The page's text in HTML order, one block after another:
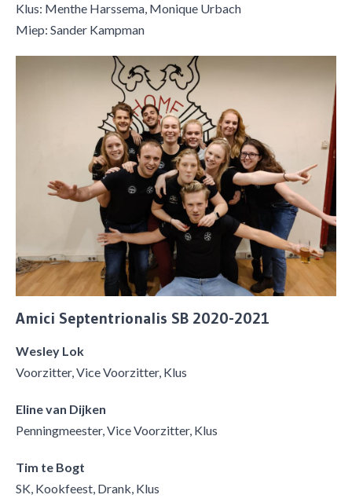
Klus: Menthe Harssema, Monique Urbach
​Miep: Sander Kampman
Amici Septentrionalis SB 2020-2021
Wesley Lok
Voorzitter, Vice Voorzitter, Klus
Eline van Dijken
Penningmeester, Vice Voorzitter, Klus
Tim te Bogt
SK, Kookfeest, Drank, Klus